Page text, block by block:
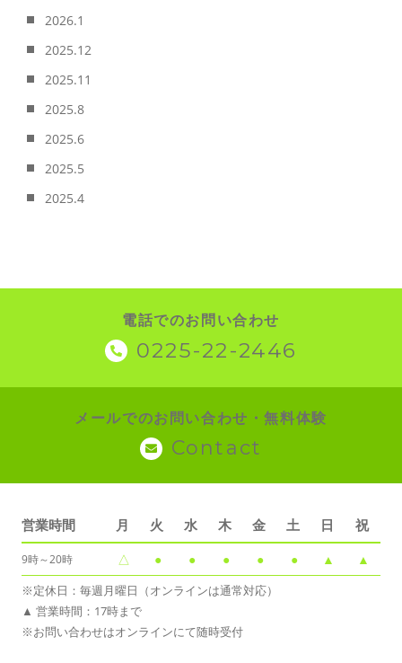
2026.1
2025.12
2025.11
2025.8
2025.6
2025.5
2025.4
電話でのお問い合わせ
0225-22-2446
メールでのお問い合わせ・無料体験
Contact
営業時間 月 火 水 木 金 土 日 祝
9時～20時 △ ● ● ● ● ● ▲ ▲
※定休日：毎週月曜日（オンラインは通常対応）
▲ 営業時間：17時まで
※お問い合わせはオンラインにて随時受付